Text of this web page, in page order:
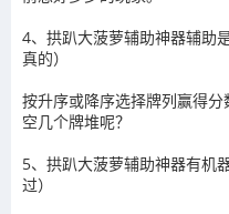
4、拱趴大菠萝辅助神器辅助
真的）
按升序或降序选择牌列赢得
空几个牌堆呢？
5、拱趴大菠萝辅助神器有机
过）